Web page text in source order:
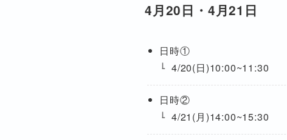
4月20日・4月21日
日時①
4/20(日)10:00~11:30
日時②
4/21(月)14:00~15:30